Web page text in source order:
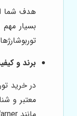
هدف شما
بسیار
برند و
در خرید
معتبر و